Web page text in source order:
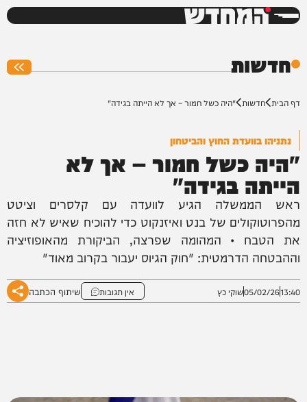
המחדש
חדשות
דף הבית חדשות "היה כשל חמור – אך לא הייתה בגידה"
נתניהו בוועדת החוץ והביטחון
"היה כשל חמור – אך לא
הייתה בגידה"
ראש הממשלה הגיע לוועדה עם קלסרים וציטט
מהפרוטוקולים של בנט ואיזנקוט כדי להוכיח שאיש לא חזה
את הטבח • המהומה שפרצה, הביקורת מהאופוזיציה
וההבטחה הדרמטית: "חוק הגיוס יעבור בקרוב מאוד"
13:40
05/02/26שוקי כץ אין תגובות שיתוף הכתבה